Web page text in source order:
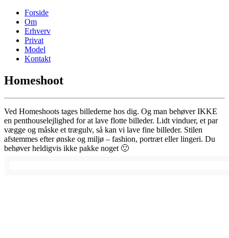
Forside
Om
Erhverv
Privat
Model
Kontakt
Homeshoot
Ved Homeshoots tages billederne hos dig. Og man behøver IKKE
en penthouselejlighed for at lave flotte billeder. Lidt vinduer, et par
vægge og måske et trægulv, så kan vi lave fine billeder. Stilen
afstemmes efter ønske og miljø – fashion, portræt eller lingeri. Du
behøver heldigvis ikke pakke noget 🙂